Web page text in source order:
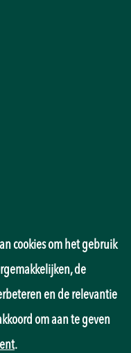
cookies om het gebruik
de
en de relevantie
om aan te geven
.